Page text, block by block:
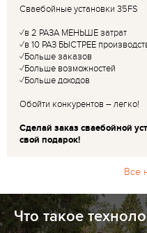
Сваебойные установки 35FS
✓в 2 РАЗА МЕНЬШЕ затрат
✓в 10 РАЗ БЫСТРЕЕ
✓Больше заказов
✓Больше возможностей
✓Больше доходов
Обойти конкурентов – легко!
Сделай заказ сваебойной
свой подарок!
Все
Что такое